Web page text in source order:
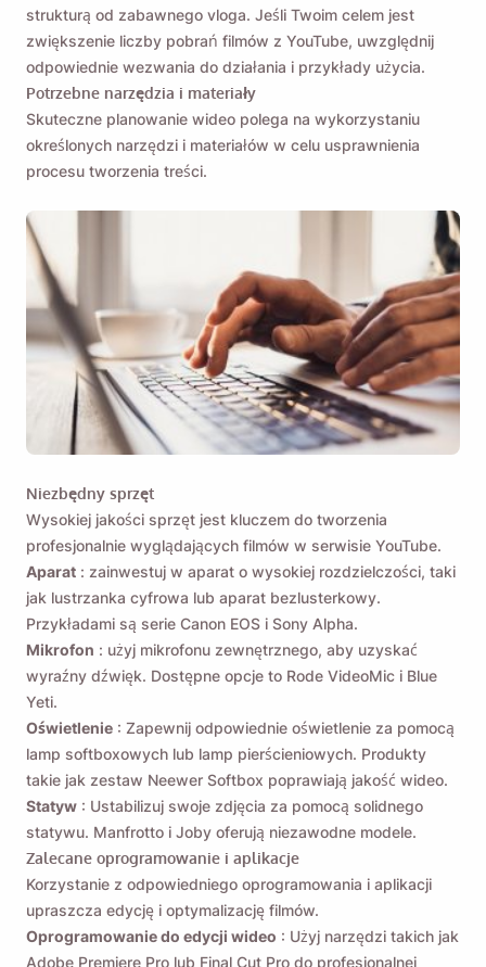
strukturą od zabawnego vloga. Jeśli Twoim celem jest
zwiększenie liczby pobrań filmów z YouTube, uwzględnij
odpowiednie wezwania do działania i przykłady użycia.
Potrzebne narzędzia i materiały
Skuteczne planowanie wideo polega na wykorzystaniu
określonych narzędzi i materiałów w celu usprawnienia
procesu tworzenia treści.
Niezbędny sprzęt
Wysokiej jakości sprzęt jest kluczem do tworzenia
profesjonalnie wyglądających filmów w serwisie YouTube.
Aparat : zainwestuj w aparat o wysokiej rozdzielczości, taki
jak lustrzanka cyfrowa lub aparat bezlusterkowy.
Przykładami są serie Canon EOS i Sony Alpha.
Mikrofon : użyj mikrofonu zewnętrznego, aby uzyskać
wyraźny dźwięk. Dostępne opcje to Rode VideoMic i Blue
Yeti.
Oświetlenie : Zapewnij odpowiednie oświetlenie za pomocą
lamp softboxowych lub lamp pierścieniowych. Produkty
takie jak zestaw Neewer Softbox poprawiają jakość wideo.
Statyw : Ustabilizuj swoje zdjęcia za pomocą solidnego
statywu. Manfrotto i Joby oferują niezawodne modele.
Zalecane oprogramowanie i aplikacje
Korzystanie z odpowiedniego oprogramowania i aplikacji
upraszcza edycję i optymalizację filmów.
Oprogramowanie do edycji wideo : Użyj narzędzi takich jak
Adobe Premiere Pro lub Final Cut Pro do profesjonalnej